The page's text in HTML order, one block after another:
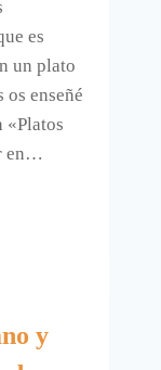
es
un plato
os enseñé
«Platos
en…
y